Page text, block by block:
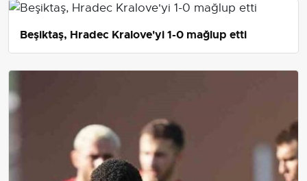
Beşiktaş, Hradec Kralove'yi 1-0 mağlup etti